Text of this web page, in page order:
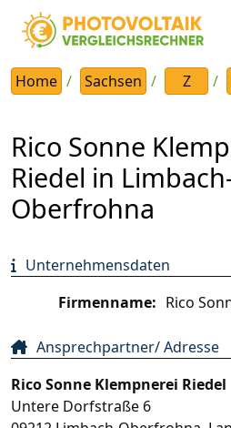
Home Sachsen Z
Rico Sonne
Riedel in
Oberfrohna
Unternehmensdaten
Firmenname: Rico
Ansprechpartner/ Adresse
Rico Sonne Klempnerei Riedel
Untere Dorfstraße 6